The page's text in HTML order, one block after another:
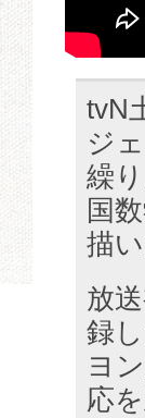
tvN
ジ
繰
国
描
放
録
ヨ
応